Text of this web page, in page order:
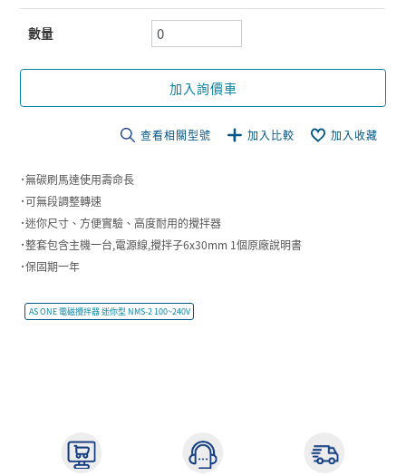
數量
加入詢價車
查看相關型號 加入比較 加入收藏
˙無碳刷馬達使用壽命長
˙可無段調整轉速
˙迷你尺寸、方便實驗、高度耐用的攪拌器
˙整套包含主機一台,電源線,攪拌子6x30mm 1個原廠說明書
˙保固期一年
AS ONE 電磁攪拌器 迷你型 NMS-2 100~240V